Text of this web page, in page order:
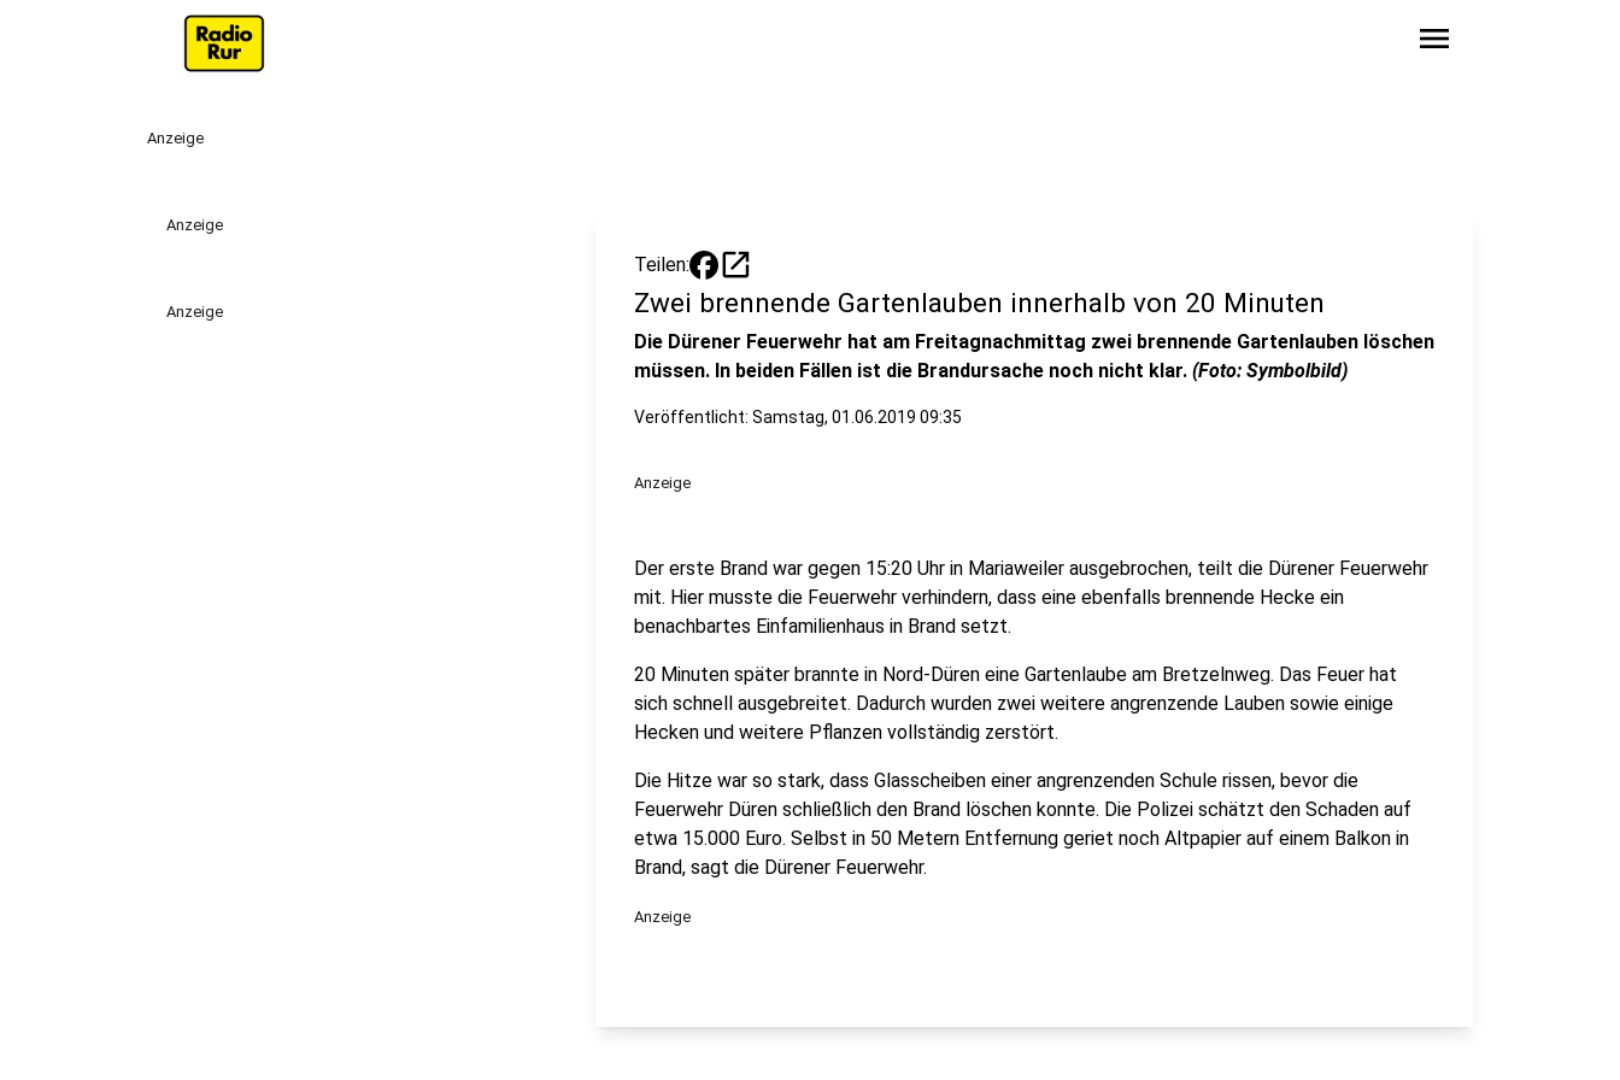
menu
Anzeige
Anzeige
Anzeige
Teilen: open_in_new
Zwei brennende Gartenlauben innerhalb von 20 Minuten
Die Dürener Feuerwehr hat am Freitagnachmittag zwei brennende Gartenlauben löschen
müssen. In beiden Fällen ist die Brandursache noch nicht klar. (Foto: Symbolbild)
Veröffentlicht: Samstag, 01.06.2019 09:35
Anzeige
Der erste Brand war gegen 15:20 Uhr in Mariaweiler ausgebrochen, teilt die Dürener Feuerwehr
mit. Hier musste die Feuerwehr verhindern, dass eine ebenfalls brennende Hecke ein
benachbartes Einfamilienhaus in Brand setzt.
20 Minuten später brannte in Nord-Düren eine Gartenlaube am Bretzelnweg. Das Feuer hat
sich schnell ausgebreitet. Dadurch wurden zwei weitere angrenzende Lauben sowie einige
Hecken und weitere Pflanzen vollständig zerstört.
Die Hitze war so stark, dass Glasscheiben einer angrenzenden Schule rissen, bevor die
Feuerwehr Düren schließlich den Brand löschen konnte. Die Polizei schätzt den Schaden auf
etwa 15.000 Euro. Selbst in 50 Metern Entfernung geriet noch Altpapier auf einem Balkon in
Brand, sagt die Dürener Feuerwehr.
Anzeige